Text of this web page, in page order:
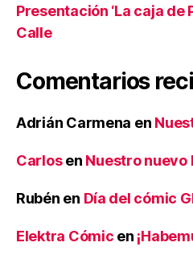
Presentación ‘La caja de
Calle
Comentarios
Adrián Carmena en
Carlosen Nuestro nuevo
Rubén en Día del cómic
Elektra Cómic en